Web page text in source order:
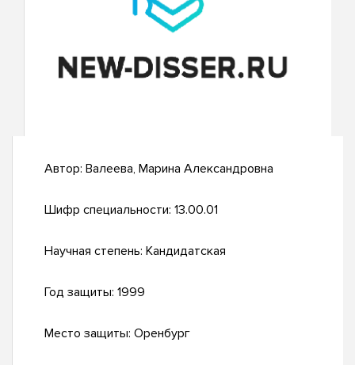
Автор: Валеева, Марина Александровна
Шифр специальности: 13.00.01
Научная степень: Кандидатская
Год защиты: 1999
Место защиты: Оренбург